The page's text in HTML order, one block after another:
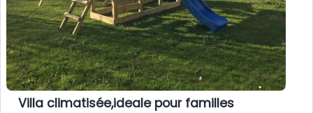
Villa climatisée,ideale pour familles